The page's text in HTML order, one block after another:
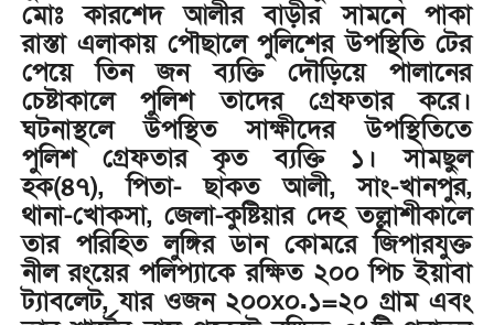
মোঃ কারশেদ আলীর বাড়ীর সামনে পাকা
রাস্তা এলাকায় পৌছালে পুলিশের উপস্থিতি টের
পেয়ে তিন জন ব্যক্তি দৌড়িয়ে পালানের
চেষ্টাকালে পুলিশ তাদের গ্রেফতার করে।
ঘটনাস্থলে উপস্থিত সাক্ষীদের উপস্থিতিতে
পুলিশ গ্রেফতার কৃত ব্যক্তি ১। সামছুল
হক(৪৭), পিতা- ছাকত আলী, সাং-খানপুর,
থানা-খোকসা, জেলা-কুষ্টিয়ার দেহ তল্লাশীকালে
তার পরিহিত লুঙ্গির ডান কোমরে জিপারযুক্ত
নীল রংয়ের পলিপ্যাকে রক্ষিত ২০০ পিচ ইয়াবা
ট্যাবলেট, যার ওজন ২০০x০.১=২০ গ্রাম এবং